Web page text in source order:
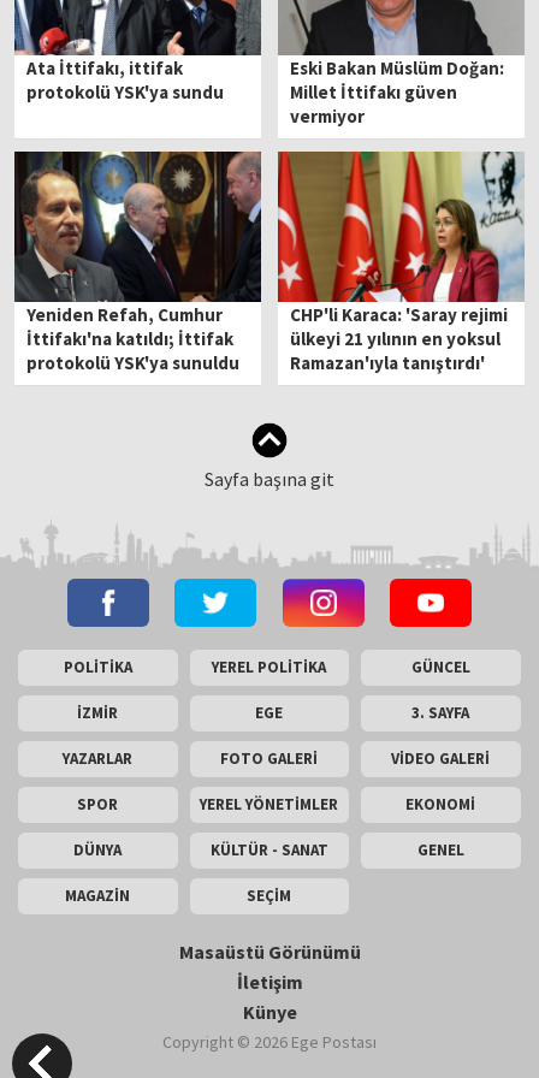
Ata İttifakı, ittifak
protokolü YSK'ya sundu
Eski Bakan Müslüm Doğan:
Millet İttifakı güven
vermiyor
Yeniden Refah, Cumhur
İttifakı'na katıldı; İttifak
protokolü YSK'ya sunuldu
CHP'li Karaca: 'Saray rejimi
ülkeyi 21 yılının en yoksul
Ramazan'ıyla tanıştırdı'
Sayfa başına git
POLİTİKA YEREL POLİTİKA GÜNCEL
İZMİR EGE 3. SAYFA
YAZARLAR FOTO GALERİ VİDEO GALERİ
SPOR YEREL YÖNETİMLER EKONOMİ
DÜNYA KÜLTÜR - SANAT GENEL
MAGAZİN SEÇİM
Masaüstü Görünümü
İletişim
Künye
Copyright © 2026 Ege Postası